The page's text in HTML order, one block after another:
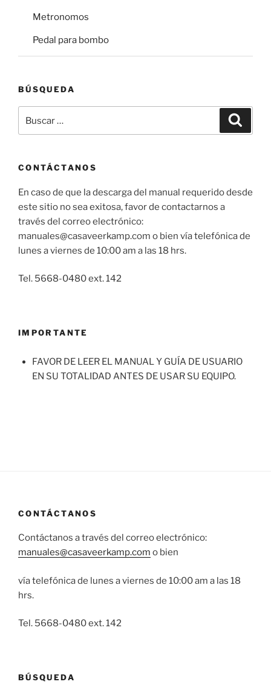
Metronomos
Pedal para bombo
BÚSQUEDA
por:
CONTÁCTANOS
En caso de que la descarga del manual requerido desde
este sitio no sea exitosa, favor de contactarnos a
través del correo electrónico:
manuales@casaveerkamp.com o bien vía telefónica de
lunes a viernes de 10:00 am a las 18 hrs.
Tel. 5668-0480 ext. 142
IMPORTANTE
FAVOR DE LEER EL MANUAL Y GUÍA DE USUARIO
EN SU TOTALIDAD ANTES DE USAR SU EQUIPO.
CONTÁCTANOS
Contáctanos a través del correo electrónico:
manuales@casaveerkamp.com o bien
vía telefónica de lunes a viernes de 10:00 am a las 18
hrs.
Tel. 5668-0480 ext. 142
BÚSQUEDA